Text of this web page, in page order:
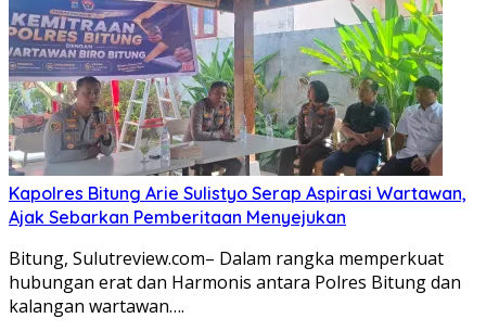
Kapolres Bitung Arie Sulistyo Serap Aspirasi Wartawan,
Ajak Sebarkan Pemberitaan Menyejukan
Bitung, Sulutreview.com– Dalam rangka memperkuat
hubungan erat dan Harmonis antara Polres Bitung dan
kalangan wartawan….